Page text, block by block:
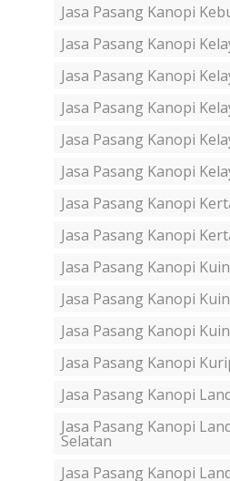
Jasa Pasang Kanopi
Jasa Pasang Kanopi
Jasa Pasang Kanopi
Jasa Pasang Kanopi
Jasa Pasang Kanopi
Jasa Pasang Kanopi
Jasa Pasang Kanopi
Jasa Pasang Kanopi
Jasa Pasang Kanopi
Jasa Pasang Kanopi
Jasa Pasang Kanopi
Jasa Pasang Kanopi
Jasa Pasang Kanopi
Jasa Pasang Kanopi
Selatan
Jasa Pasang Kanopi